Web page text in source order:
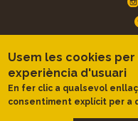
Usem les cookies
experiència d'usuari
En fer clic a qualsevol
consentiment explícit per a